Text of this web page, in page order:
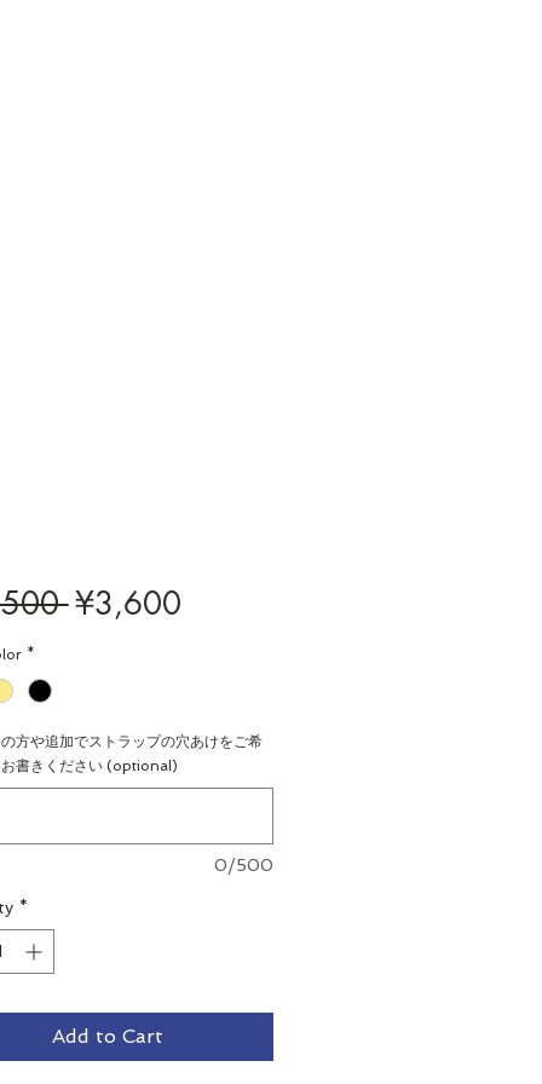
Regular
¥3,600Sale
*
方や追加でストラップの穴あけをご希
書きください (optional)
0/500
*
Add to Cart